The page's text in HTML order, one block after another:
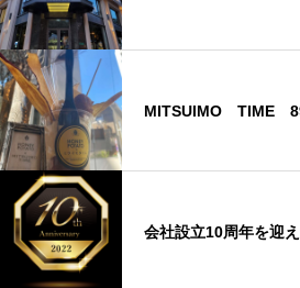
MITSUIMO TIME
会社設立10周年を迎